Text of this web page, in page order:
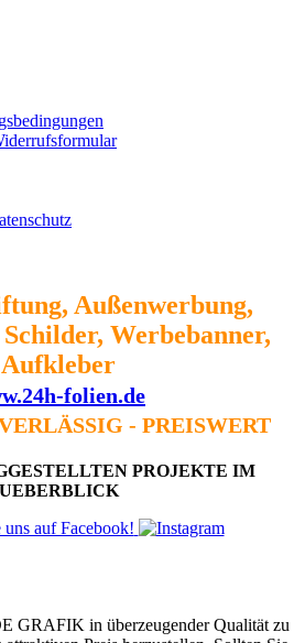
Außenwerbung,
Werbebanner,
Aufkleber
folien.de
- PREISWERT
PROJEKTE IM
UEBERBLICK
GRAFIK in überzeugender Qualität zu